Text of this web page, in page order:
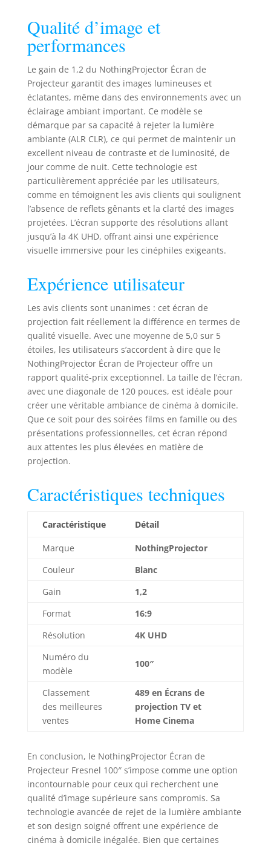
Découvrez une résolution 4K
époustouflante et des effets 3D
immersifs qui donnent vie à votre
contenu. Les capacités de l'écran
mettent en valeur chaque détail et
profondeur, offrant une expérience
visuelle captivante pour les films et
les jeux avec un large angle de vision
de 90°. 【Bord Ultra-Fin de 1 cm
pour une Immersion Totale】Le bord
fin de 1 cm, beaucoup plus mince
que les cadres standard de 8 cm,
maximise l'espace de l'écran et
renforce l'immersion, vous
permettant de vous concentrer
entièrement sur le contenu.
Qualité d’image et
performances
Le gain de 1,2 du NothingProjector Écran de
Projecteur garantit des images lumineuses et
éclatantes, même dans des environnements avec un
éclairage ambiant important. Ce modèle se
démarque par sa capacité à rejeter la lumière
ambiante (ALR CLR), ce qui permet de maintenir un
excellent niveau de contraste et de luminosité, de
jour comme de nuit. Cette technologie est
particulièrement appréciée par les utilisateurs,
comme en témoignent les avis clients qui soulignent
l’absence de reflets gênants et la clarté des images
projetées. L’écran supporte des résolutions allant
jusqu’à la 4K UHD, offrant ainsi une expérience
visuelle immersive pour les cinéphiles exigeants.
Expérience utilisateur
Les avis clients sont unanimes : cet écran de
projection fait réellement la différence en termes de
qualité visuelle. Avec une moyenne de 5,0 sur 5
étoiles, les utilisateurs s’accordent à dire que le
NothingProjector Écran de Projecteur offre un
rapport qualité-prix exceptionnel. La taille de l’écran,
avec une diagonale de 120 pouces, est idéale pour
créer une véritable ambiance de cinéma à domicile.
Que ce soit pour des soirées films en famille ou des
présentations professionnelles, cet écran répond
aux attentes les plus élevées en matière de
projection.
Caractéristiques techniques
Caractéristique Détail
Marque
NothingProjector
Couleur
Blanc
Gain
1,2
Format
16:9
Résolution
4K UHD
Numéro du
modèle
100″
Classement
des meilleures
ventes
489 en Écrans de
projection TV et
Home Cinema
En conclusion, le NothingProjector Écran de
Projecteur Fresnel 100″ s’impose comme une option
incontournable pour ceux qui recherchent une
qualité d’image supérieure sans compromis. Sa
technologie avancée de rejet de la lumière ambiante
et son design soigné offrent une expérience de
cinéma à domicile inégalée. Bien que certaines